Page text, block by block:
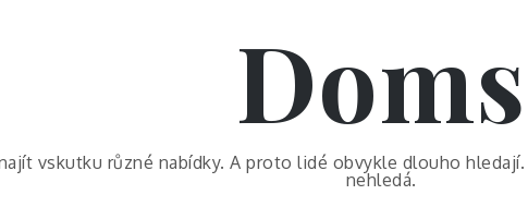
Doms
vskutku různé nabídky. A proto lidé obvykle dlouho
nehledá.